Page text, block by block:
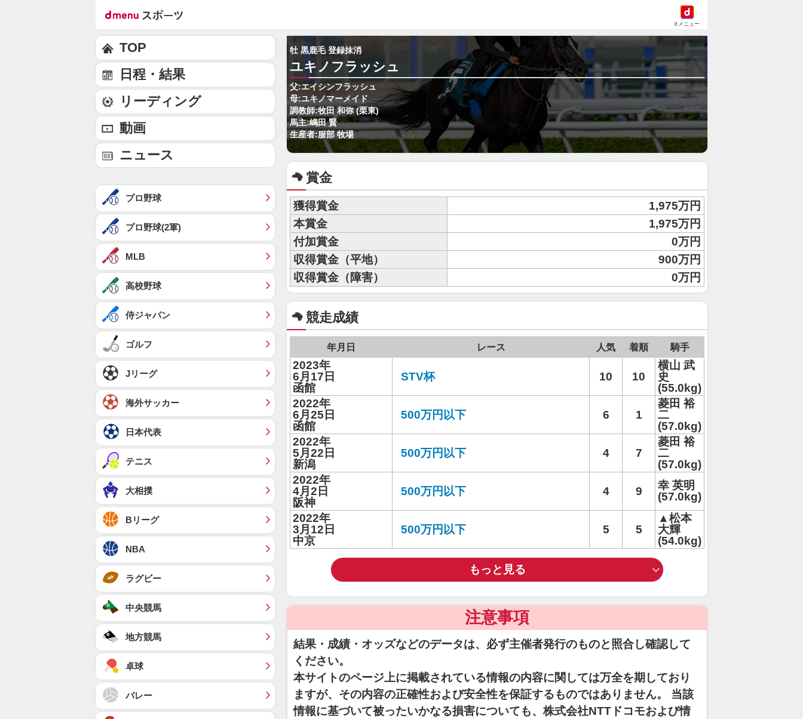
dメニュー
牡 黒鹿毛 登録抹消
ユキノフラッシュ
父:エイシンフラッシュ
母:ユキノマーメイド
調教師:牧田 和弥 (栗東)
馬主:嶋田 賢
生産者:服部 牧場
賞金
獲得賞金
1,975万円
本賞金
1,975万円
付加賞金
0万円
収得賞金（平地）
900万円
収得賞金（障害）
0万円
競走成績
年月日 レース 人気 着順 騎手
2023年
6月17日
函館
STV杯 10 10
横山 武
史
(55.0kg)
2022年
6月25日
函館
500万円以下 6 1
菱田 裕
二
(57.0kg)
2022年
5月22日
新潟
500万円以下 4 7
菱田 裕
二
(57.0kg)
2022年
4月2日
阪神
500万円以下 4 9
幸 英明
(57.0kg)
2022年
3月12日
中京
500万円以下 5 5
▲松本
大輝
(54.0kg)
もっと見る
注意事項
結果・成績・オッズなどのデータは、必ず主催者発行のものと照合し確認して
ください。
本サイトのページ上に掲載されている情報の内容に関しては万全を期しており
ますが、その内容の正確性および安全性を保証するものではありません。 当該
情報に基づいて被ったいかなる損害についても、株式会社NTTドコモおよび情
TOP
日程・結果
リーディング
動画
ニュース
プロ野球
プロ野球(2軍)
MLB
高校野球
侍ジャパン
ゴルフ
Jリーグ
海外サッカー
日本代表
テニス
大相撲
Bリーグ
NBA
ラグビー
中央競馬
地方競馬
卓球
バレー